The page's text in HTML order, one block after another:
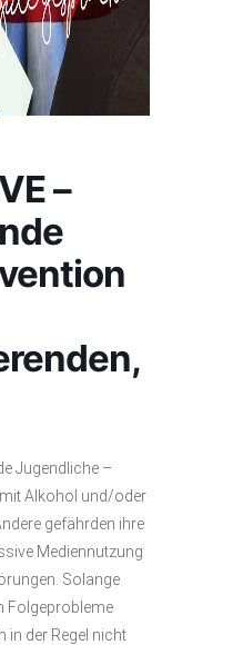
–
Jugendliche –
Alkohol und/oder
gefährden ihre
Mediennutzung
Solange
Folgeprobleme
in der Regel nicht